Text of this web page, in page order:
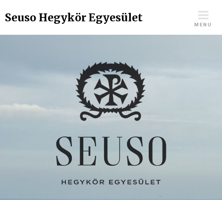
toSeuso Hegykör Egyesület
MENU